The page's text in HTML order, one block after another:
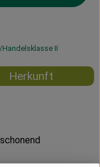
Handelsklasse II
Herkunft